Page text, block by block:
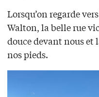
Lorsqu’on regarde
Walton, la belle rue
douce devant nous et
nos pieds.